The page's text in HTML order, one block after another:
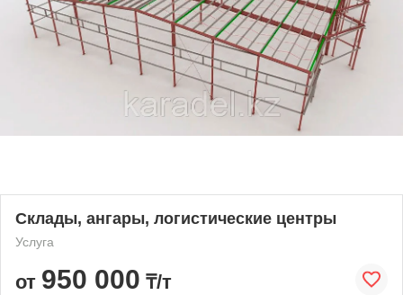
Склады, ангары, логистические центры
Услуга
от 950 000 ₸/т